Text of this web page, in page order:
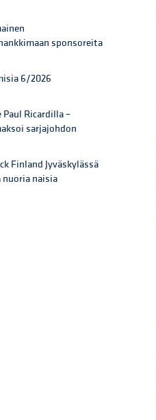
sponsoreita
6/2026
Ricardilla –
sarjajohdon
Finland Jyväskylässä
naisia